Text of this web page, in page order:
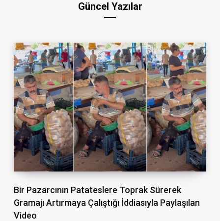
Güncel Yazılar
Bir Pazarcının Patateslere Toprak Sürerek
Gramajı Artırmaya Çalıştığı İddiasıyla Paylaşılan
Video